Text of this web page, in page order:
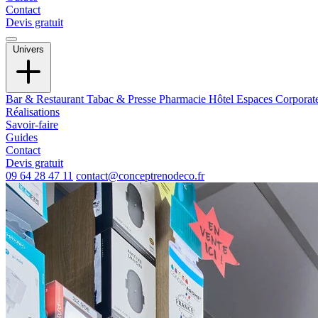
Contact
Devis gratuit
Univers
Bar & Restaurant Tabac & Presse Pharmacie Hôtel Espaces
Réalisations
Savoir-faire
Guides
Contact
Devis gratuit
09 64 28 47 11 contact@conceptrenodeco.fr